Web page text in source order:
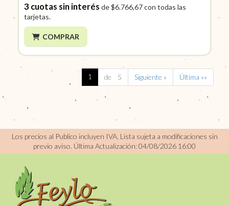
3cuotas sin interés de$6.766,67con todas las
tarjetas.
COMPRAR
1 de 5 Siguiente » Última »»
Los precios al Publico incluyen IVA, Lista sujeta a modificaciones sin
previo aviso. Última Actualización: 04/08/2026 16:00